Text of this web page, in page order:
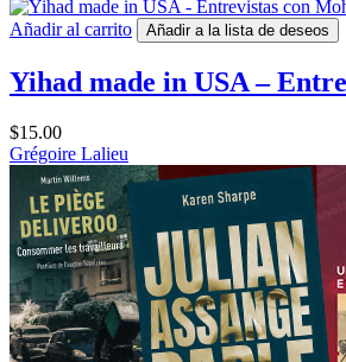
Añadir al carrito Añadir a la lista de deseos
Yihad made in USA –
$15.00
Grégoire Lalieu